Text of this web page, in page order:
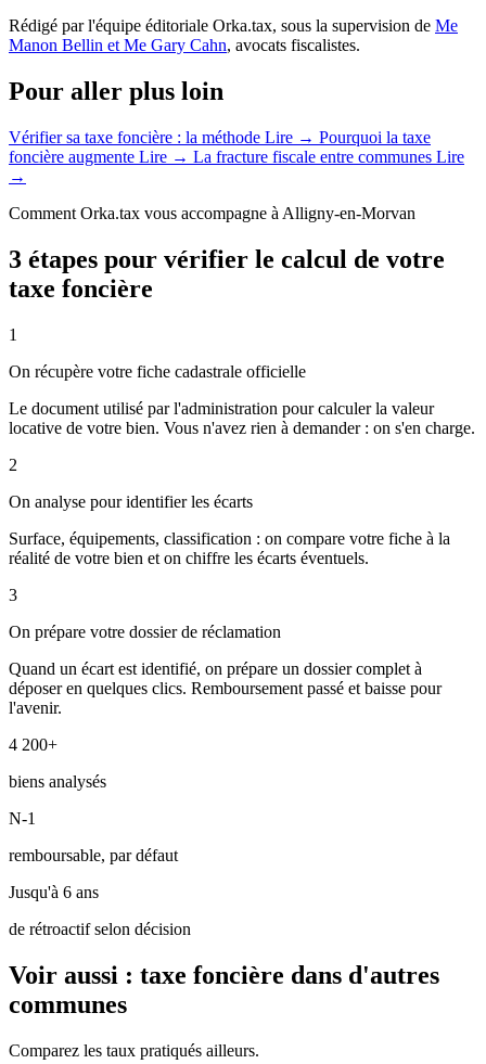
Rédigé par l'équipe éditoriale Orka.tax, sous la supervision de Me
Manon Bellin et Me Gary Cahn, avocats fiscalistes.
Pour aller plus loin
Vérifier sa taxe foncière : la méthode Lire → Pourquoi la taxe
foncière augmente Lire → La fracture fiscale entre communes Lire
→
Comment Orka.tax vous accompagne à Alligny-en-Morvan
3 étapes pour vérifier le calcul de votre
taxe foncière
1
On récupère votre fiche cadastrale officielle
Le document utilisé par l'administration pour calculer la valeur
locative de votre bien. Vous n'avez rien à demander : on s'en charge.
2
On analyse pour identifier les écarts
Surface, équipements, classification : on compare votre fiche à la
réalité de votre bien et on chiffre les écarts éventuels.
3
On prépare votre dossier de réclamation
Quand un écart est identifié, on prépare un dossier complet à
déposer en quelques clics. Remboursement passé et baisse pour
l'avenir.
4 200+
biens analysés
N-1
remboursable, par défaut
Jusqu'à 6 ans
de rétroactif selon décision
Voir aussi : taxe foncière dans d'autres
communes
Comparez les taux pratiqués ailleurs.